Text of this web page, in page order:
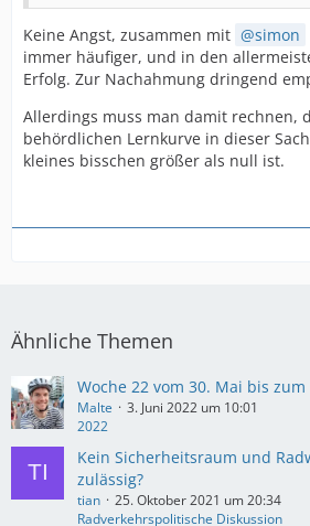
Keine Angst, zusammen mit simon
immer häufiger, und in den
Erfolg. Zur Nachahmung dringend
Allerdings muss man damit rechnen,
behördlichen Lernkurve in dieser
kleines bisschen größer als null ist.
Ähnliche Themen
Woche 22 vom 30. Mai bis zum
Malte
3. Juni 2022 um 10:01
2022
Kein Sicherheitsraum und
zulässig?
tian
25. Oktober 2021 um 20:34
Radverkehrspolitische Diskussion